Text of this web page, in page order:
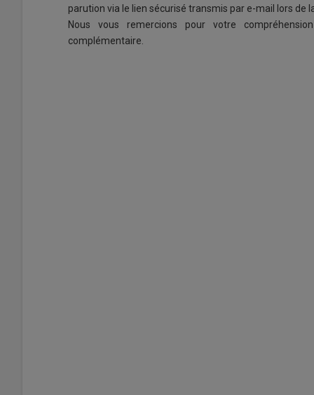
parution via le lien sécurisé transmis par e-mail lors de
Nous vous remercions pour votre
complémentaire.